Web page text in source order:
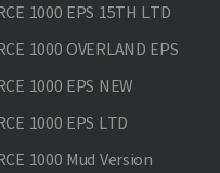
1000 EPS 15TH LTD
1000 OVERLAND EPS
1000 EPS NEW
1000 EPS LTD
1000 Mud Version